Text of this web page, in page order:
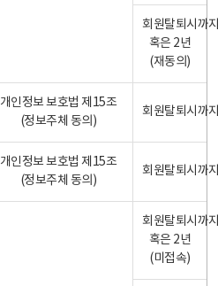
회원탈퇴시까
혹은 2년
(재동의)
개인정보 보호법 제15조
(정보주체 동의)
회원탈퇴시까
개인정보 보호법 제15조
(정보주체 동의)
회원탈퇴시까
회원탈퇴시까
혹은 2년
(미접속)